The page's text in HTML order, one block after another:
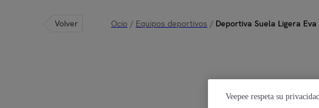
Volver Ocio / Equipos deportivos / Deportiva Suela Ligera
Veepee respeta su privacidad